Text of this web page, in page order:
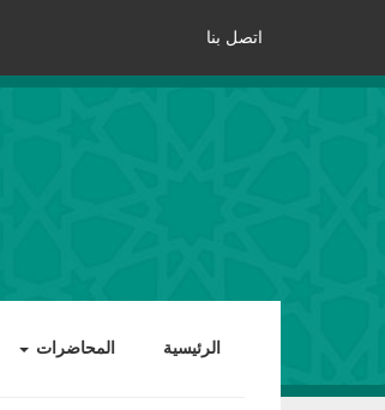
اتصل بنا
الرئيسية المحاضرات